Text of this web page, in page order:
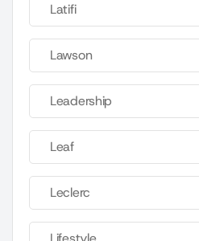
Latifi
Lawson
Leadership
Leaf
Leclerc